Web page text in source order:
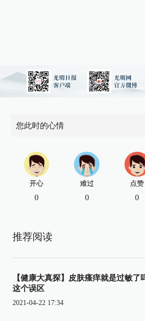
您此时的心情
开心
0
难过
0
点赞
0
推荐阅读
【健康大真探】皮肤瘙痒就是过敏了
这个误区
2021-04-22 17:34